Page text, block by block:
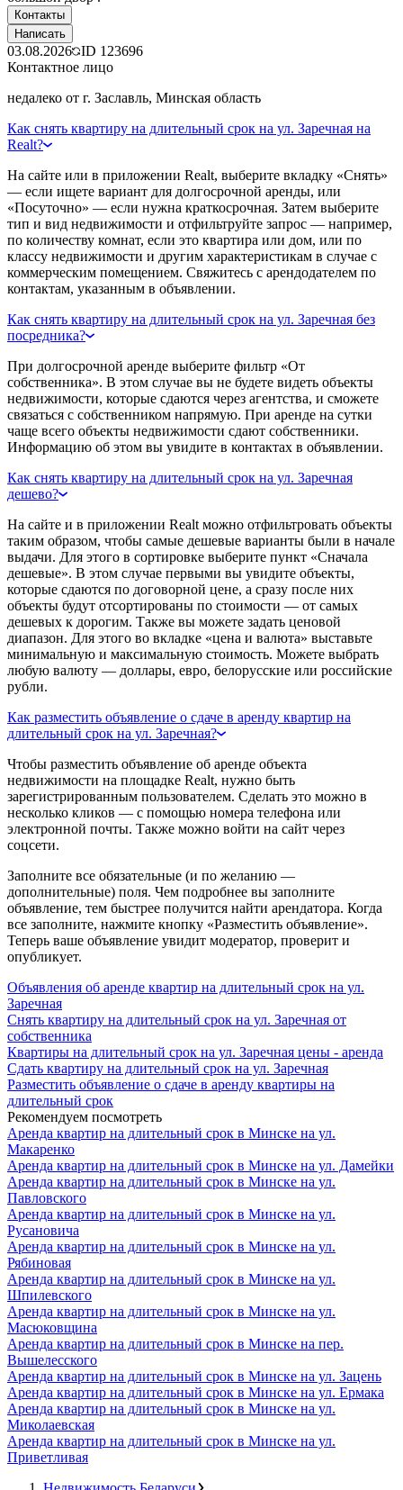
Контакты
Написать
03.08.2026 ID 123696
Контактное лицо
недалеко от г. Заславль, Минская область
Как снять квартиру на длительный срок на ул. Заречная на
Realt?
На сайте или в приложении Realt, выберите вкладку «Снять»
— если ищете вариант для долгосрочной аренды, или
«Посуточно» — если нужна краткосрочная. Затем выберите
тип и вид недвижимости и отфильтруйте запрос — например,
по количеству комнат, если это квартира или дом, или по
классу недвижимости и другим характеристикам в случае с
коммерческим помещением. Свяжитесь с арендодателем по
контактам, указанным в объявлении.
Как снять квартиру на длительный срок на ул. Заречная без
посредника?
При долгосрочной аренде выберите фильтр «От
собственника». В этом случае вы не будете видеть объекты
недвижимости, которые сдаются через агентства, и сможете
связаться с собственником напрямую. При аренде на сутки
чаще всего объекты недвижимости сдают собственники.
Информацию об этом вы увидите в контактах в объявлении.
Как снять квартиру на длительный срок на ул. Заречная
дешево?
На сайте и в приложении Realt можно отфильтровать объекты
таким образом, чтобы самые дешевые варианты были в начале
выдачи. Для этого в сортировке выберите пункт «Сначала
дешевые». В этом случае первыми вы увидите объекты,
которые сдаются по договорной цене, а сразу после них
объекты будут отсортированы по стоимости — от самых
дешевых к дорогим. Также вы можете задать ценовой
диапазон. Для этого во вкладке «цена и валюта» выставьте
минимальную и максимальную стоимость. Можете выбрать
любую валюту — доллары, евро, белорусские или российские
рубли.
Как разместить объявление о сдаче в аренду квартир на
длительный срок на ул. Заречная?
Чтобы разместить объявление об аренде объекта
недвижимости на площадке Realt, нужно быть
зарегистрированным пользователем. Сделать это можно в
несколько кликов — с помощью номера телефона или
электронной почты. Также можно войти на сайт через
соцсети.
Заполните все обязательные (и по желанию —
дополнительные) поля. Чем подробнее вы заполните
объявление, тем быстрее получится найти арендатора. Когда
все заполните, нажмите кнопку «Разместить объявление».
Теперь ваше объявление увидит модератор, проверит и
опубликует.
Объявления об аренде квартир на длительный срок на ул.
Заречная
Снять квартиру на длительный срок на ул. Заречная от
собственника
Квартиры на длительный срок на ул. Заречная цены - аренда
Сдать квартиру на длительный срок на ул. Заречная
Разместить объявление о сдаче в аренду квартиры на
длительный срок
Рекомендуем посмотреть
Аренда квартир на длительный срок в Минске на ул.
Макаренко
Аренда квартир на длительный срок в Минске на ул. Дамейки
Аренда квартир на длительный срок в Минске на ул.
Павловского
Аренда квартир на длительный срок в Минске на ул.
Русановича
Аренда квартир на длительный срок в Минске на ул.
Рябиновая
Аренда квартир на длительный срок в Минске на ул.
Шпилевского
Аренда квартир на длительный срок в Минске на ул.
Масюковщина
Аренда квартир на длительный срок в Минске на пер.
Вышелесского
Аренда квартир на длительный срок в Минске на ул. Зацень
Аренда квартир на длительный срок в Минске на ул. Ермака
Аренда квартир на длительный срок в Минске на ул.
Миколаевская
Аренда квартир на длительный срок в Минске на ул.
Приветливая